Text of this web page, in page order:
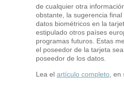
de cualquier otra
obstante, la sugerencia
datos biométricos en la
estipulado otros países
programas futuros. Estas
el poseedor de la tarjeta
poseedor de los datos.
Lea el artículo completo ,